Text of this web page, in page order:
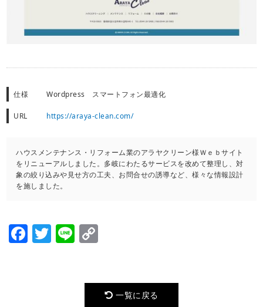
仕様 Wordpress スマートフォン最適化
URL https://araya-clean.com/
ハウスメンテナンス・リフォーム業のアラヤクリーン様Ｗｅｂサイト
をリニューアルしました。多岐にわたるサービスを改めて整理し、対
象の絞り込みや見せ方の工夫、お問合せの誘導など、様々な情報設計
を施しました。
Facebook
Twitter
Line
一覧に戻る